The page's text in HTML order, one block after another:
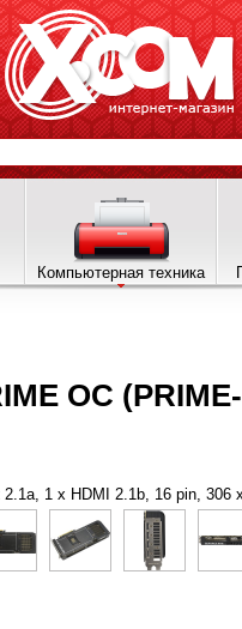
Компьютерная техника
OC
1 x HDMI 2.1b, 16 pin, 306